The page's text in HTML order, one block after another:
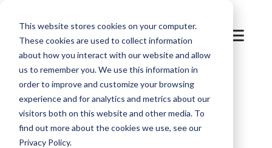
This website stores cookies on your computer.
These cookies are used to collect information
about how you interact with our website and allow
us to remember you. We use this information in
order to improve and customize your browsing
experience and for analytics and metrics about our
visitors both on this website and other media. To
find out more about the cookies we use, see our
Privacy Policy.
Blog /Otopark / Erişimin geleceği insan
davranışlarıyla ilgilidir